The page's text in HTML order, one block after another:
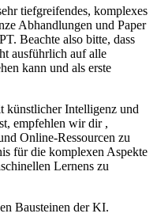
tiefgreifendes, komplexes
Abhandlungen und Paper
Beachte also bitte, dass
ausführlich auf alle
kann und als erste
künstlicher Intelligenz und
empfehlen wir dir ,
Online-Ressourcen zu
für die komplexen Aspekte
Lernens zu
Bausteinen der KI.